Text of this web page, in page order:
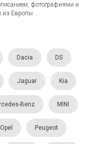
фотографиями и
из Европы
Dacia DS
Jaguar Kia
Benz MINI
Opel Peugeot